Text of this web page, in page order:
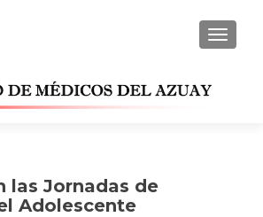
las Jornadas de
Adolescente